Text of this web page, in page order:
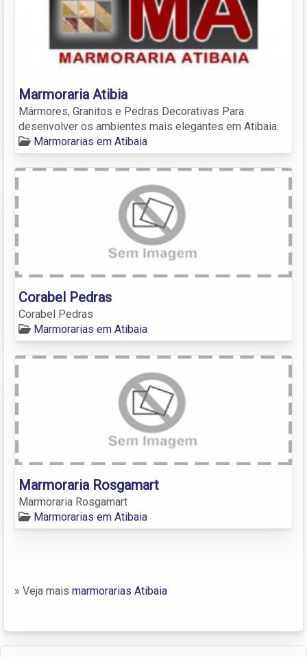
Marmoraria Atibia
Mármores, Granitos e Pedras Decorativas Para
desenvolver os ambientes mais elegantes em Atibaia.
Marmorarias em Atibaia
Corabel Pedras
Corabel Pedras
Marmorarias em Atibaia
Marmoraria Rosgamart
Marmoraria Rosgamart
Marmorarias em Atibaia
» Veja mais marmorarias Atibaia